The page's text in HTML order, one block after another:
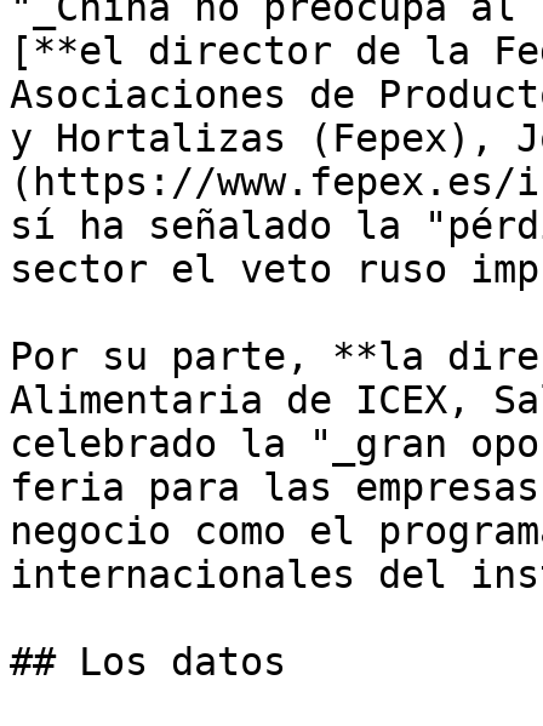
[**el director de la
Asociaciones de
y Hortalizas (Fepex),
(https://
sí ha señalado la
sector el veto ruso
Por su parte, **la
Alimentaria de ICEX,
celebrado la "_gran
feria para las
negocio como el
internacionales del
## Los datos